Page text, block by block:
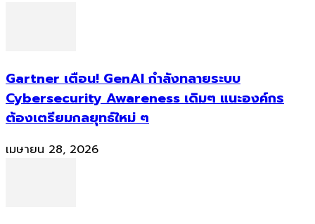
Gartner เตือน! GenAI กำลังทลายระบบ
Cybersecurity Awareness เดิมๆ แนะองค์กร
ต้องเตรียมกลยุทธ์ใหม่ ๆ
เมษายน 28, 2026